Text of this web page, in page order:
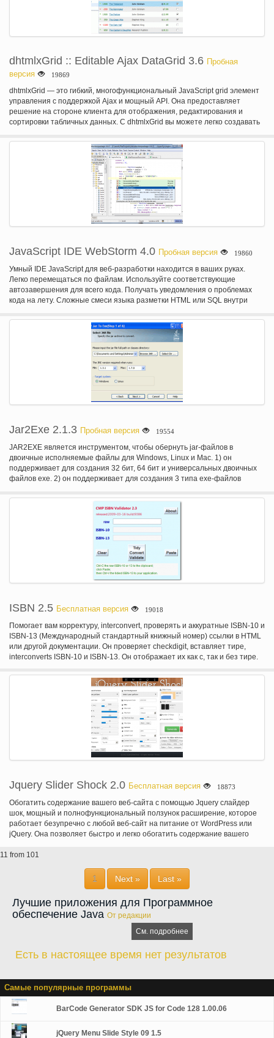
dhtmlxGrid :: Editable Ajax DataGrid 3.6 Пробная
версия
19869
dhtmlxGrid — это гибкий, многофункциональный JavaScript grid элемент
управления с поддержкой Ajax и мощный API. Она предоставляет
решение на стороне клиента для отображения, редактирования и
сортировки табличных данных. С dhtmlxGrid вы можете легко создавать
многострочные заголовки, несколько типов клеток, фильтрация, Поиск и
группировка возможностей. Смарт-рендеринга и разбиения на
страницы поддержки позволяют этой сетки для эффективной работы с
большими наборами данных.
JavaScript IDE WebStorm 4.0 Пробная версия 19860
Умный IDE JavaScript для веб-разработки находится в ваших руках.
Легко перемещаться по файлам. Используйте соответствующие
автозавершения для всего кода. Получать уведомления о проблемах
кода на лету. Сложные смеси языка разметки HTML или SQL внутри
обрабатывает это.
Jar2Exe 2.1.3 Пробная версия 19554
JAR2EXE является инструментом, чтобы обернуть jar-файлов в
двоичные исполняемые файлы для Windows, Linux и Mac. 1) он
поддерживает для создания 32 бит, 64 бит и универсальных двоичных
файлов exe. 2) он поддерживает для создания 3 типа exe-файлов
которая будет защищать от извлекаемых файлов классов. 4) его можно
обернуть зависящих jar-файлов в один exe-файл. 5) есть мастер режим
и режим командной строки для запуска.
ISBN 2.5 Бесплатная версия 19018
Помогает вам корректуру, interconvert, проверять и аккуратные ISBN-10 и
ISBN-13 (Международный стандартный книжный номер) ссылки в HTML
или другой документации. Он проверяет checkdigit, вставляет тире,
interconverts ISBN-10 и ISBN-13. Он отображает их как с, так и без тире.
Jquery Slider Shock 2.0 Бесплатная версия 18873
Обогатить содержание вашего веб-сайта с помощью Jquery слайдер
шок, мощный и полнофункциональный ползунок расширение, которое
работает безупречно с любой веб-сайт на питание от WordPress или
jQuery. Она позволяет быстро и легко обогатить содержание вашего
источников и внешние, такие как Flickr или YouTube. Лучше всего
11 from 101
1 Next » Last »
Лучшие приложения для Программное
обеспечение Java От редакции
См. подробнее
Есть в настоящее время нет результатов
Самые популярные программы
BarCode Generator SDK JS for Code 128 1.00.06
jQuery Menu Slide Style 09 1.5